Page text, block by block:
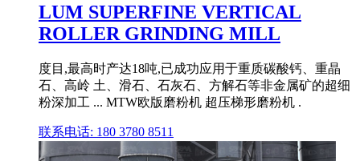
LUM SUPERFINE VERTICAL
ROLLER GRINDING MILL
度目,最高时产达18吨,已成功应用于重质碳酸钙、重晶
石、高岭 土、滑石、石灰石、方解石等非金属矿的超细
粉深加工 ... MTW欧版磨粉机 超压梯形磨粉机 .
联系电话: 180 3780 8511